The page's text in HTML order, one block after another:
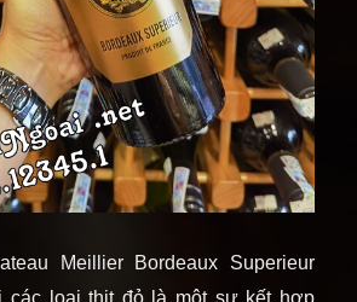
Meillier Bordeaux Superieur
các loại thịt đỏ là một sự kết hợp